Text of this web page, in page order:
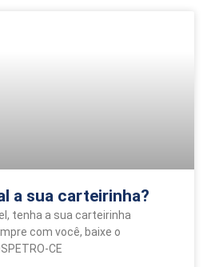
a sua carteirinha?
tenha a sua carteirinha
com você, baixe o
CE